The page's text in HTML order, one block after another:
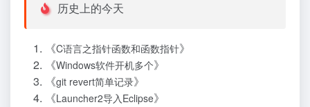
历史上的今天
《C语言之指针函数和函数指针》
《Windows软件开机多个》
《git revert简单记录》
《Launcher2导入Eclipse》